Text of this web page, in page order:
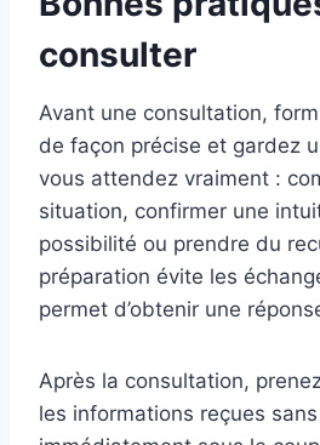
consulter
Avant une consultation,
de façon précise et gardez
vous attendez vraiment :
situation, confirmer une
possibilité ou prendre du
préparation évite les
permet d’obtenir une
Après la consultation,
les informations reçues